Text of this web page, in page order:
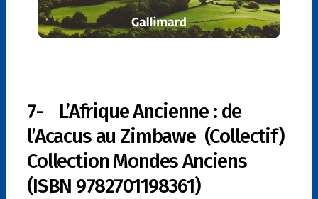
7- L’Afrique Ancienne : de
l’Acacus au Zimbawe (Collectif)
Collection Mondes Anciens
(ISBN 9782701198361)